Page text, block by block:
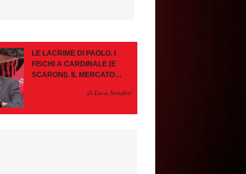
LE LACRIME DI PAOLO. I
FISCHI A CARDINALE (E
SCARONI). IL MERCATO
PAZIENZA, SE RESTA È
di Luca Serafini